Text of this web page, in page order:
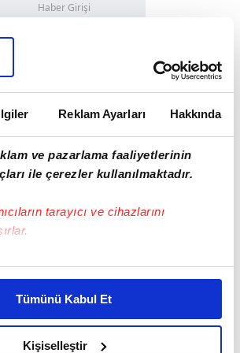
Reklam Ayarları Hakkında
ve pazarlama faaliyetlerinin
ile çerezler kullanılmaktadır.
tarayıcı ve cihazlarını
halinde sizlere özel
yaşatabiliriz. Bunu yaparken
daha iyi bir reklam deneyimi sunmak
en iyi içerikleri sunabilmek adına
Tümünü Kabul Et
Kişiselleştir
Haber Girişi
MURİQİ #FENERBAHÇE KULÜBÜ
#FENERBAHÇE